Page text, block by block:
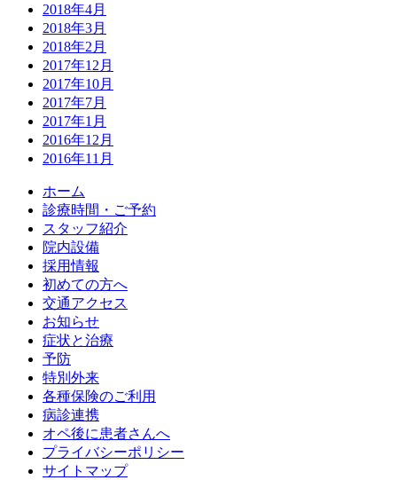
2018年4月
2018年3月
2018年2月
2017年12月
2017年10月
2017年7月
2017年1月
2016年12月
2016年11月
ホーム
診療時間・ご予約
スタッフ紹介
院内設備
採用情報
初めての方へ
交通アクセス
お知らせ
症状と治療
予防
特別外来
各種保険のご利用
病診連携
オペ後に患者さんへ
プライバシーポリシー
サイトマップ